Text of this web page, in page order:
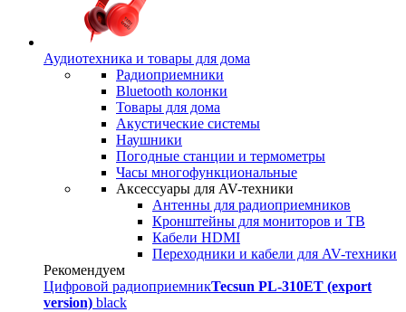
Аудиотехника и товары для дома
Радиоприемники
Bluetooth колонки
Товары для дома
Акустические системы
Наушники
Погодные станции и термометры
Часы многофункциональные
Аксессуары для AV-техники
Антенны для радиоприемников
Кронштейны для мониторов и ТВ
Кабели HDMI
Переходники и кабели для AV-техники
Рекомендуем
Цифровой радиоприемникTecsun PL-310ET (export
version) black